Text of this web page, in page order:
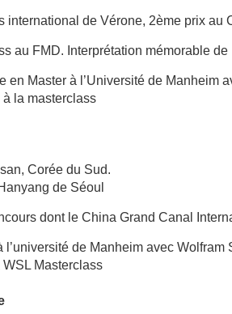
international de Vérone, 2ème prix au
au FMD. Interprétation mémorable
en Master à l’Université de Manheim
la masterclass
Corée du Sud.
de Séoul
dont le China Grand Canal
de Manheim avec Wolfram
Masterclass